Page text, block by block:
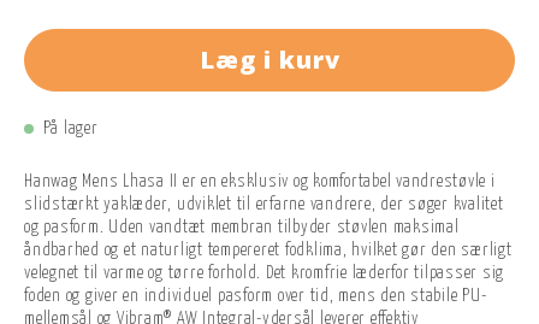
Læg i kurv
På lager
Hanwag Mens Lhasa II er en eksklusiv og komfortabel vandrestøvle i
slidstærkt yaklæder, udviklet til erfarne vandrere, der søger kvalitet
og pasform. Uden vandtæt membran tilbyder støvlen maksimal
åndbarhed og et naturligt tempereret fodklima, hvilket gør den særligt
velegnet til varme og tørre forhold. Det kromfrie læderfor tilpasser sig
foden og giver en individuel pasform over tid, mens den stabile PU-
mellemsål og Vibram® AW Integral-ydersål leverer effektiv